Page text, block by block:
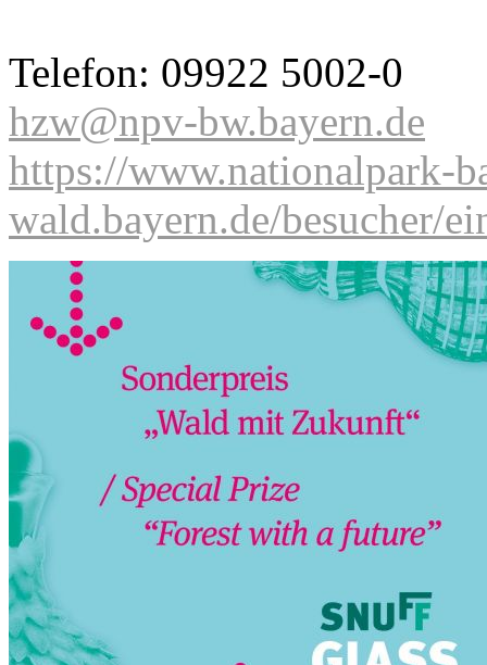
Telefon: 09922 5002-0
hzw@npv-bw.bayern.de
https://www.nationalpark-
wald.bayern.de/besucher/